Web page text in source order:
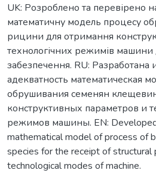
UK: Розроблено та перевірено
математичну модель процесу
рицини для отримання
технологічних режимів машини
забезпечення. RU: Разработана
адекватность математическая
обрушивания семенян
конструктивных параметров и
режимов машины. EN:
mathematical model of process of
species for the receipt of structural
technological modes of machine.